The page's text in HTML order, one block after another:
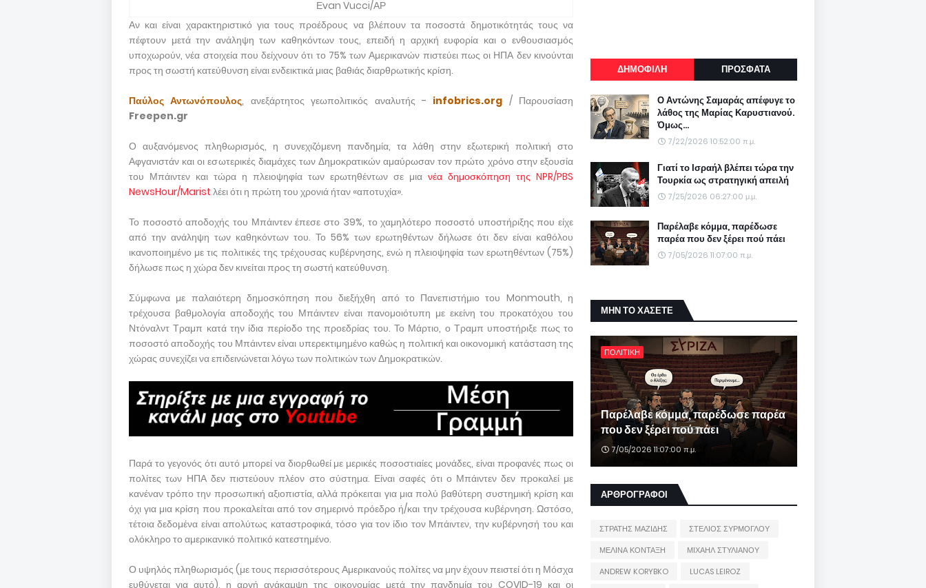
Εvan Vucci/ΑΡ
Αν και είναι χαρακτηριστικό για τους προέδρους να βλέπουν τα ποσοστά δημοτικότητάς τους να
πέφτουν μετά την ανάληψη των καθηκόντων τους, επειδή η αρχική ευφορία και ο ενθουσιασμός
υποχωρούν, νέα στοιχεία που δείχνουν ότι το 75% των Αμερικανών πιστεύει πως οι ΗΠΑ δεν κινούνται
προς τη σωστή κατεύθυνση είναι ενδεικτικά μιας βαθιάς διαρθρωτικής κρίση.
Παύλος Αντωνόπουλος, ανεξάρτητος γεωπολιτικός αναλυτής - infobrics.org / Παρουσίαση
Freepen.gr
Ο αυξανόμενος πληθωρισμός, η συνεχιζόμενη πανδημία, τα λάθη στην εξωτερική πολιτική στο
Αφγανιστάν και οι εσωτερικές διαμάχες των Δημοκρατικών αμαύρωσαν τον πρώτο χρόνο στην εξουσία
του Μπάιντεν και τώρα η πλειοψηφία των ερωτηθέντων σε μια νέα δημοσκόπηση της NPR/PBS
NewsHour/Marist λέει ότι η πρώτη του χρονιά ήταν «αποτυχία».
Το ποσοστό αποδοχής του Μπάιντεν έπεσε στο 39%, το χαμηλότερο ποσοστό υποστήριξης που είχε
από την ανάληψη των καθηκόντων του. Το 56% των ερωτηθέντων δήλωσε ότι δεν είναι καθόλου
ικανοποιημένο με τις πολιτικές της τρέχουσας κυβέρνησης, ενώ η πλειοψηφία των ερωτηθέντων (75%)
δήλωσε πως η χώρα δεν κινείται προς τη σωστή κατεύθυνση.
Σύμφωνα με παλαιότερη δημοσκόπηση που διεξήχθη από το Πανεπιστήμιο του Monmouth, η
τρέχουσα βαθμολογία αποδοχής του Μπάιντεν είναι πανομοιότυπη με εκείνη του προκατόχου του
Ντόναλντ Τραμπ κατά την ίδια περίοδο της προεδρίας του. Το Μάρτιο, ο Τραμπ υποστήριξε πως το
ποσοστό αποδοχής του Μπάιντεν είναι υπερεκτιμημένο καθώς η πολιτική και οικονομική κατάσταση της
χώρας συνεχίζει να επιδεινώνεται λόγω των πολιτικών των Δημοκρατικών.
Παρά το γεγονός ότι αυτό μπορεί να διορθωθεί με μερικές ποσοστιαίες μονάδες, είναι προφανές πως οι
πολίτες των ΗΠΑ δεν πιστεύουν πλέον στο σύστημα. Είναι σαφές ότι ο Μπάιντεν δεν προκαλεί με
κανέναν τρόπο την προσωπική αξιοπιστία, αλλά πρόκειται για μια πολύ βαθύτερη συστημική κρίση και
όχι για μια κρίση που προκαλείται από τον σημερινό πρόεδρο ή/και την τρέχουσα κυβέρνηση. Ωστόσο,
τέτοια δεδομένα είναι απολύτως καταστροφικά, τόσο για τον ίδιο τον Μπάιντεν, την κυβέρνησή του και
ολόκληρο το αμερικανικό πολιτικό κατεστημένο.
Ο υψηλός πληθωρισμός (με τους περισσότερους Αμερικανούς πολίτες να μην έχουν πειστεί ότι η Μόσχα
ευθύνεται για αυτό), η αργή ανάκαμψη της οικονομίας μετά την πανδημία του COVID-19 και οι
ΔΗΜΟΦΙΛΗ ΠΡΟΣΦΑΤΑ
Ο Αντώνης Σαμαράς απέφυγε το
λάθος της Μαρίας Καρυστιανού.
Όμως...
7/22/2026 10:52:00 π.μ.
Γιατί το Ισραήλ βλέπει τώρα την
Τουρκία ως στρατηγική απειλή
7/25/2026 06:27:00 μ.μ.
Παρέλαβε κόμμα, παρέδωσε
παρέα που δεν ξέρει πού πάει
7/05/2026 11:07:00 π.μ.
ΜΗΝ ΤΟ ΧΑΣΕΤΕ
ΠΟΛΙΤΙΚΗ
Παρέλαβε κόμμα, παρέδωσε παρέα
που δεν ξέρει πού πάει
7/05/2026 11:07:00 π.μ.
ΑΡΘΡΟΓΡΑΦΟΙ
ΣΤΡΑΤΗΣ ΜΑΖΙΔΗΣ
ΣΤΕΛΙΟΣ ΣΥΡΜΟΓΛΟΥ
ΜΕΛΙΝΑ ΚΟΝΤΑΞΗ
ΜΙΧΑΗΛ ΣΤΥΛΙΑΝΟΥ
ANDREW KORYBKO
LUCAS LEIROZ